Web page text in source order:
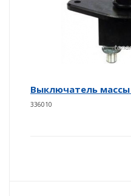
Выключатель массы
336010